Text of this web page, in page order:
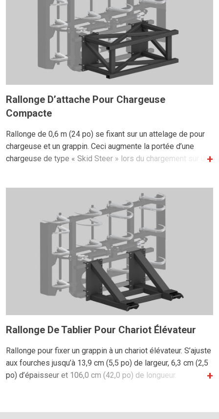
Rallonge D’attache Pour Chargeuse
Compacte
Rallonge de 0,6 m (24 po) se fixant sur un attelage de pour
chargeuse et un grappin. Ceci augmente la portée d’une
chargeuse de type « Skid Steer » lors du chargement sur une
Rallonge De Tablier Pour Chariot Élévateur
Rallonge pour fixer un grappin à un chariot élévateur. S’ajuste
aux fourches jusqu’à 13,9 cm (5,5 po) de largeur, 6,3 cm (2,5
po) d’épaisseur et 106,0 cm (42,0 po) de longueur.